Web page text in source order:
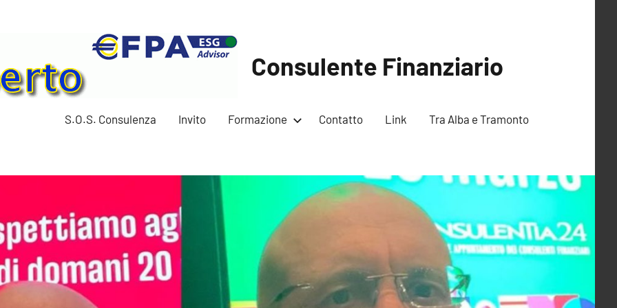
Consulente Finanziario
S.O.S. Consulenza Invito Formazione Contatto Link Tra Alba e Tramonto